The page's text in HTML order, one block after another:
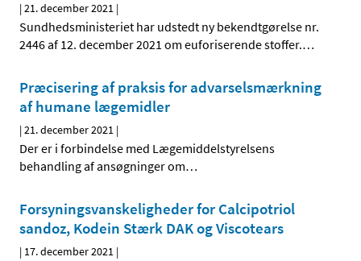
|21. december 2021 |
Sundhedsministeriet har udstedt ny bekendtgørelse nr.
2446 af 12. december 2021 om euforiserende stoffer.…
Præcisering af praksis for advarselsmærkning
af humane lægemidler
|21. december 2021 |
Der er i forbindelse med Lægemiddelstyrelsens
behandling af ansøgninger om…
Forsyningsvanskeligheder for Calcipotriol
sandoz, Kodein Stærk DAK og Viscotears
| 17. december 2021 |